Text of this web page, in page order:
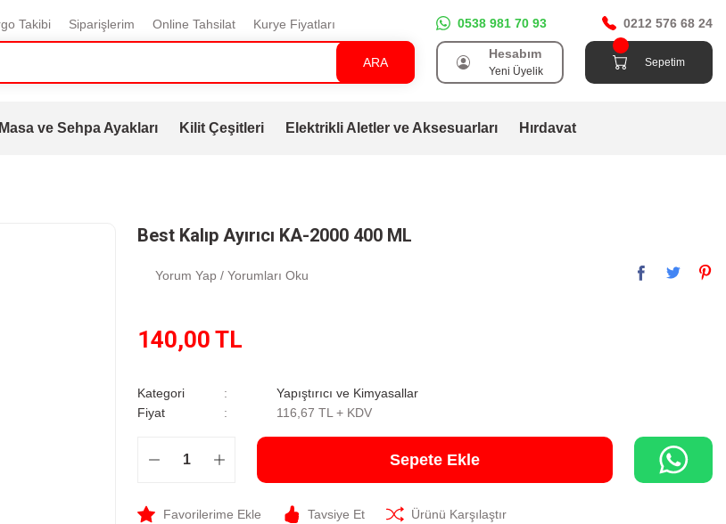
Takibi Siparişlerim Online Tahsilat Kurye Fiyatları
ARA
0538 981 70 93 0212 576 68 24
Hesabım
Yeni Üyelik
Sepetim
Masa ve Sehpa Ayakları Kilit Çeşitleri Elektrikli Aletler ve Aksesuarları Hırdavat
Best Kalıp Ayırıcı KA-2000 400 ML
Yorum Yap / Yorumları Oku
140,00 TL
Kategori
Yapıştırıcı ve Kimyasallar
Fiyat
116,67 TL + KDV
Sepete Ekle
Tavsiye Et Ürünü Karşılaştır